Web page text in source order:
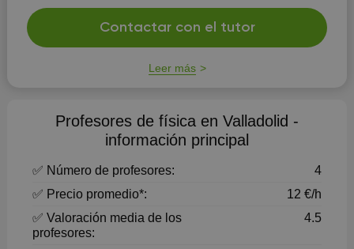
Contactar con el tutor
Leer más
Profesores de física en Valladolid -
información principal
✅ Número de profesores:
4
✅ Precio promedio*:
12 €/h
✅ Valoración media de los
profesores:
4.5